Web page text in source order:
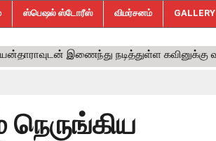
ஸ்பெஷல் ஸ்டோரீஸ் விமர்சனம் GALLERY
நெருங்கிய